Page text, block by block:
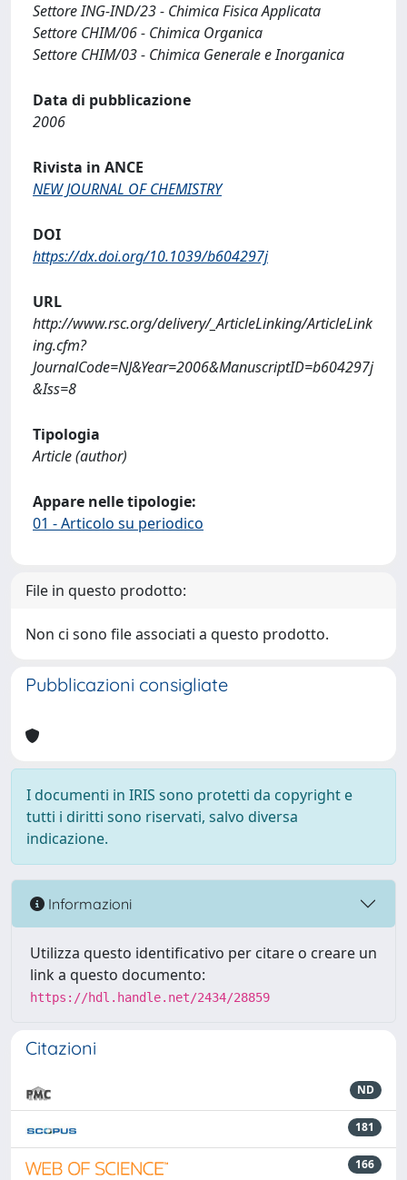
Settore ING-IND/23 - Chimica Fisica Applicata
Settore CHIM/06 - Chimica Organica
Settore CHIM/03 - Chimica Generale e Inorganica
Data di pubblicazione
2006
Rivista in ANCE
NEW JOURNAL OF CHEMISTRY
DOI
https://dx.doi.org/10.1039/b604297j
URL
http://www.rsc.org/delivery/_ArticleLinking/ArticleLink
ing.cfm?
JournalCode=NJ&Year=2006&ManuscriptID=b604297j
&Iss=8
Tipologia
Article (author)
Appare nelle tipologie:
01 - Articolo su periodico
File in questo prodotto:
Non ci sono file associati a questo prodotto.
Pubblicazioni consigliate
I documenti in IRIS sono protetti da copyright e
tutti i diritti sono riservati, salvo diversa
indicazione.
Informazioni
Utilizza questo identificativo per citare o creare un
link a questo documento:
https://hdl.handle.net/2434/28859
Citazioni
ND
181
166